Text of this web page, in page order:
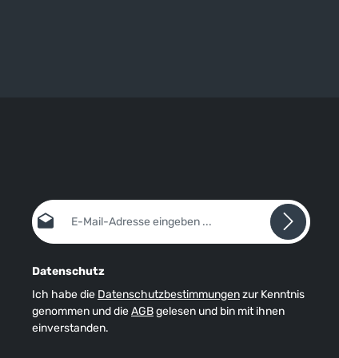
E-Mail-Adresse*
Datenschutz
Ich habe die Datenschutzbestimmungenzur Kenntnis
genommen und dieAGBgelesen und bin mit ihnen
einverstanden.